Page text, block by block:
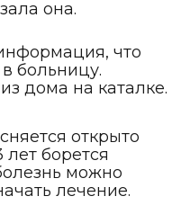
она.
что
больницу.
дома на каталке.
открыто
лет борется
можно
лечение.